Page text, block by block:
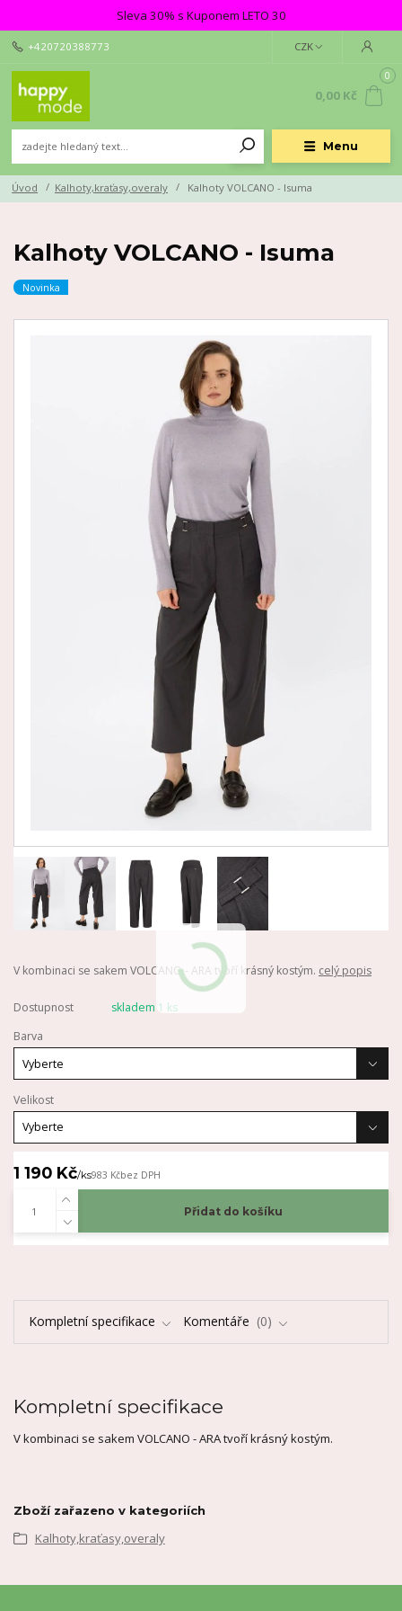
Sleva 30% s Kuponem LETO 30
Menu
CZK
+420720388773
0
0,00 Kč
Úvod Kalhoty,kraťasy,overaly Kalhoty VOLCANO - Isuma
Kalhoty VOLCANO - Isuma
Novinka
V kombinaci se sakem VOLCANO - ARA tvoří krásný kostým. celý popis
Dostupnost
skladem 1 ks
Barva
Velikost
1 190 Kč/ks983 Kčbez DPH
Přidat do košíku
Kompletní specifikace Komentáře 0
Kompletní specifikace
V kombinaci se sakem VOLCANO - ARA tvoří krásný kostým.
Zboží zařazeno v kategoriích
Kalhoty,kraťasy,overaly